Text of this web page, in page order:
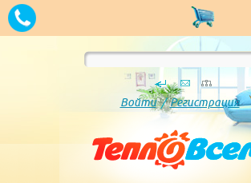
Войти/Регистрация